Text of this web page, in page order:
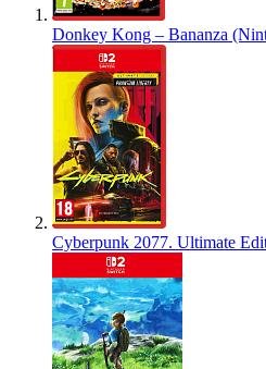
Donkey Kong – Bananza
Cyberpunk 2077. Ultimate